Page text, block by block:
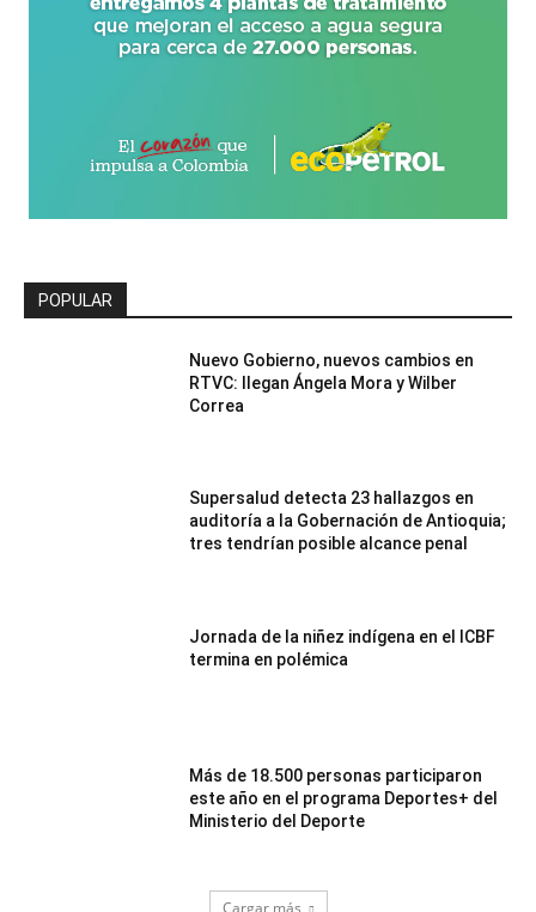
POPULAR
Nuevo Gobierno, nuevos cambios en
RTVC: llegan Ángela Mora y Wilber
Correa
Supersalud detecta 23 hallazgos en
auditoría a la Gobernación de Antioquia;
tres tendrían posible alcance penal
Jornada de la niñez indígena en el ICBF
termina en polémica
Más de 18.500 personas participaron
este año en el programa Deportes+ del
Ministerio del Deporte